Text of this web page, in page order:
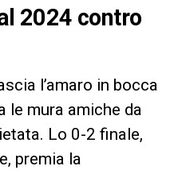
2024 contro
l’amaro in bocca
le mura amiche da
Lo 0-2 finale,
premia la